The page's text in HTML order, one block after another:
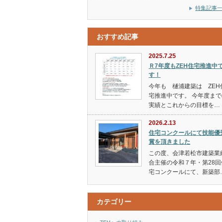
特集記事
おすすめ記事
2025.7.25
Ｒ7年度もZEH住宅推進中
す！
今年も 樋浦建築は ZEH
宅推進中です。 今年度ま
実績とこれからの目標を…
2026.2.13
住宅コンクールにて技能優
賞を頂きました
この度、会津若松市建築業
合主催の令和７年・第28
宅コンクールにて、新築
カテゴリー